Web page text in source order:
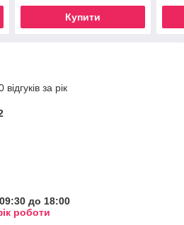
Купити
за рік
до 18:00
роботи